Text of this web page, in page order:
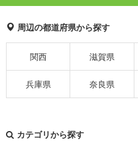
周辺の都道府県から探す
関西 滋賀県
兵庫県 奈良県
カテゴリから探す